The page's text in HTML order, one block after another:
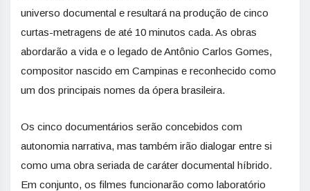
universo documental e resultará na produção de cinco
curtas-metragens de até 10 minutos cada. As obras
abordarão a vida e o legado de Antônio Carlos Gomes,
compositor nascido em Campinas e reconhecido como
um dos principais nomes da ópera brasileira.
Os cinco documentários serão concebidos com
autonomia narrativa, mas também irão dialogar entre si
como uma obra seriada de caráter documental híbrido.
Em conjunto, os filmes funcionarão como laboratório